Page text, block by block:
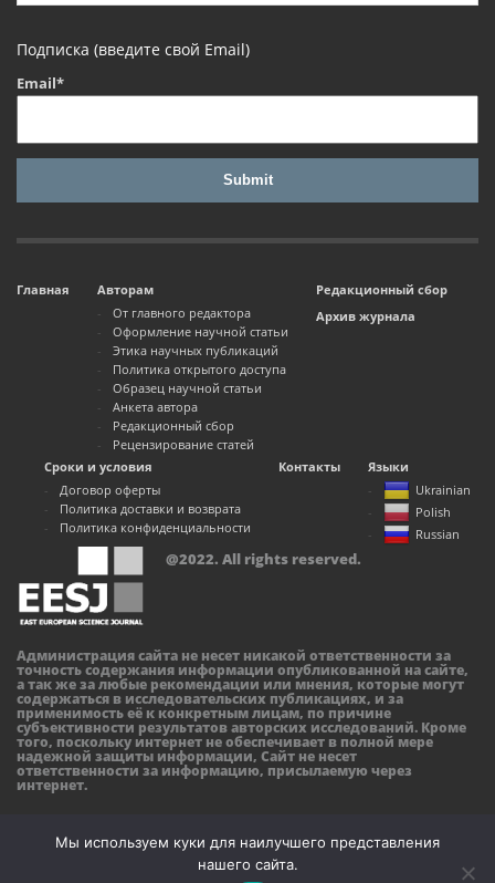
Подписка (введите свой Email)
Email*
Главная
Авторам
От главного редактора
Оформление научной статьи
Этика научных публикаций
Политика открытого доступа
Образец научной статьи
Анкета автора
Редакционный сбор
Рецензирование статей
Редакционный сбор
Архив журнала
Сроки и условия
Договор оферты
Политика доставки и возврата
Политика конфиденциальности
Контакты
Языки
Ukrainian
Polish
Russian
@2022. All rights reserved.
Администрация сайта не несет никакой ответственности за
точность содержания информации опубликованной на сайте,
а так же за любые рекомендации или мнения, которые могут
содержаться в исследовательских публикациях, и за
применимость её к конкретным лицам, по причине
субъективности результатов авторских исследований. Кроме
того, поскольку интернет не обеспечивает в полной мере
надежной защиты информации, Сайт не несет
ответственности за информацию, присылаемую через
интернет.
Мы используем куки для наилучшего представления
нашего сайта.